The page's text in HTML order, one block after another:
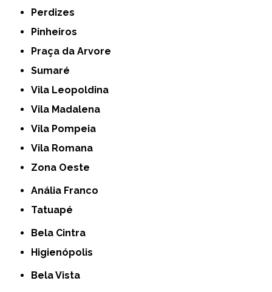
Perdizes
Pinheiros
Praça da Arvore
Sumaré
Vila Leopoldina
Vila Madalena
Vila Pompeia
Vila Romana
Zona Oeste
Anália Franco
Tatuapé
Bela Cintra
Higienópolis
Bela Vista